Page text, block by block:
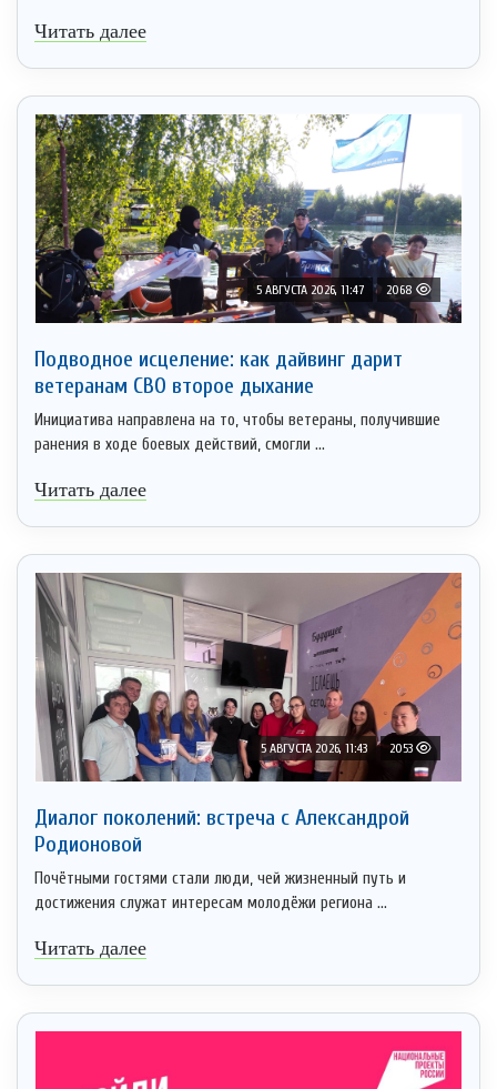
Читать далее
5 АВГУСТА 2026, 11:47 2068
Подводное исцеление: как дайвинг дарит
ветеранам СВО второе дыхание
Инициатива направлена на то, чтобы ветераны, получившие
ранения в ходе боевых действий, смогли ...
Читать далее
5 АВГУСТА 2026, 11:43 2053
Диалог поколений: встреча с Александрой
Родионовой
Почётными гостями стали люди, чей жизненный путь и
достижения служат интересам молодёжи региона ...
Читать далее